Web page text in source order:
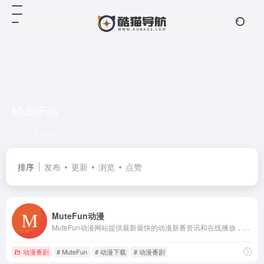
排序 发布 更新 浏览 点赞
MuteFun动漫
动漫番剧 # MuteFun # 动漫下载 # 动漫番剧